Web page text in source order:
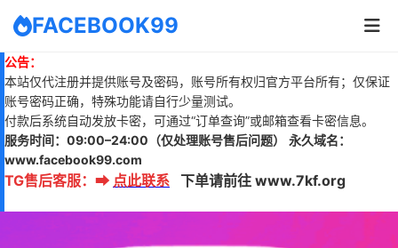
FACEBOOK99
公告：
本站仅代注册并提供账号及密码，账号所有权归官方平台所有；仅保证
账号密码正确，特殊功能请自行少量测试。
付款后系统自动发放卡密，可通过“订单查询”或邮箱查看卡密信息。
服务时间： 09:00–24:00 （仅处理账号售后问题）
永久域名：
www.facebook99.com
TG售后客服： ➡ 点此联系 下单请前往 www.7kf.org